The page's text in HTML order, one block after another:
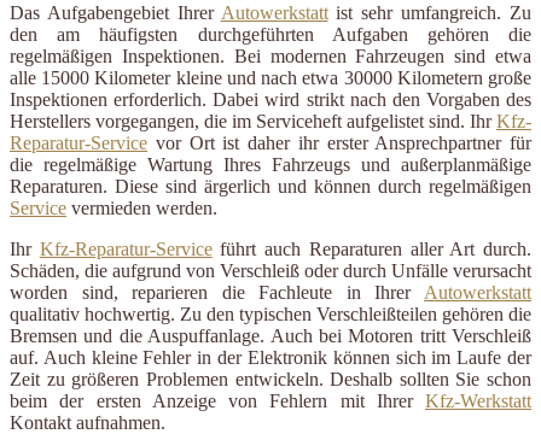
Das Aufgabengebiet Ihrer Autowerkstattist sehr umfangreich. Zu
den am häufigsten durchgeführten Aufgaben gehören die
regelmäßigen Inspektionen. Bei modernen Fahrzeugen sind etwa
alle 15000 Kilometer kleine und nach etwa 30000 Kilometern große
Inspektionen erforderlich. Dabei wird strikt nach den Vorgaben des
Herstellers vorgegangen, die im Serviceheft aufgelistet sind. IhrKfz-
Reparatur-Service vor Ort ist daher ihr erster Ansprechpartner für
die regelmäßige Wartung Ihres Fahrzeugs und außerplanmäßige
Reparaturen. Diese sind ärgerlich und können durch regelmäßigen
Service vermieden werden.
Ihr Kfz-Reparatur-Serviceführt auch Reparaturen aller Art durch.
Schäden, die aufgrund von Verschleiß oder durch Unfälle verursacht
worden sind, reparieren die Fachleute in Ihrer Autowerkstatt
qualitativ hochwertig. Zu den typischen Verschleißteilen gehören die
Bremsen und die Auspuffanlage. Auch bei Motoren tritt Verschleiß
auf. Auch kleine Fehler in der Elektronik können sich im Laufe der
Zeit zu größeren Problemen entwickeln. Deshalb sollten Sie schon
beim der ersten Anzeige von Fehlern mit Ihrer Kfz-Werkstatt
Kontakt aufnahmen.